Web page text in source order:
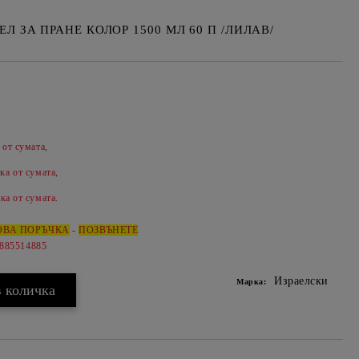
ЗА ПРАНЕ КОЛОР 1500 МЛ 60 П /ЛИЛАВ/
сумата,
от сумата,
от сумата.
ПОРЪЧКА -ПОЗВЪНЕТЕ
Марка: Израелски